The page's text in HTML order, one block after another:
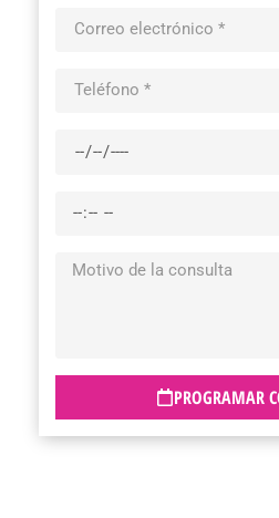
PROGRAMAR